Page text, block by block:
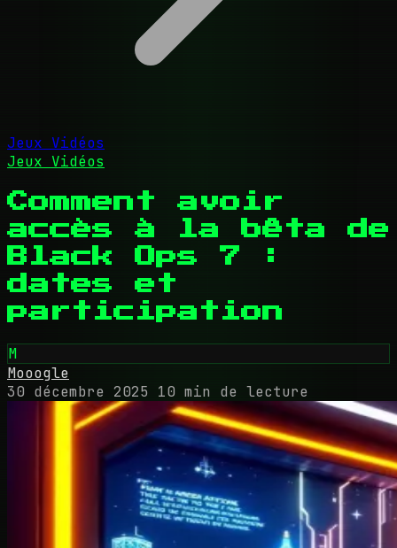
Jeux Vidéos
Jeux Vidéos
Comment avoir
accès à la bêta de
Black Ops 7 :
dates et
participation
M
Mooogle
30 décembre 2025
10 min de lecture